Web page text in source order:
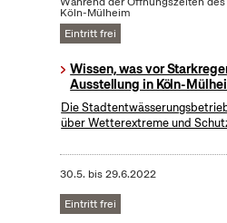
Köln-Mülheim
Eintritt frei
Wissen, was vor
Ausstellung in Köln-
Die
über Wetterextreme und
30.5. bis29.6.2022
Eintritt frei